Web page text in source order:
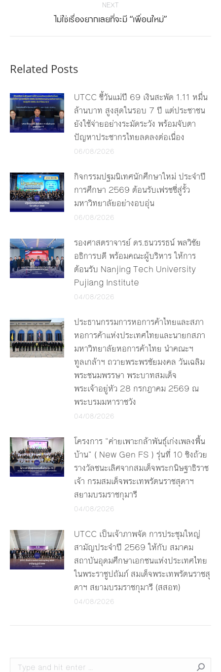
NEXT
Next
ไม่ใช่เรื่องยากเลยที่จะมี “เพื่อนใหม่”
Related Posts
UTCC ชี้วันแม่ปี 69 เงินสะพัด 1.11 หมื่น
ล้านบาท สูงสุดในรอบ 7 ปี แต่ประชาชน
ยังใช้จ่ายอย่างระมัดระวัง พร้อมจับตา
ปัญหาประชากรไทยลดลงต่อเนื่อง
06/08/2026
กิจกรรมปฐมนิเทศนักศึกษาใหม่ ประจำปี
การศึกษา 2569 ต้อนรับเฟรชชี่สู่รั้ว
มหาวิทยาลัยอย่างอบอุ่น
06/08/2026
รองศาสตราจารย์ ดร.ธนวรรธน์ พลวิชัย
อธิการบดี พร้อมคณะผู้บริหาร ให้การ
ต้อนรับ Nanjing Tech University
Pujiang Institute
04/08/2026
ประธานกรรมการหอการค้าไทยและสภา
หอการค้าแห่งประเทศไทยและนายกสภา
มหาวิทยาลัยหอการค้าไทย นำคณะฯ
ทูลเกล้าฯ ถวายพระพรชัยมงคล วันเฉลิม
พระชนมพรรษา พระบาทสมเด็จ
พระเจ้าอยู่หัว 28 กรกฎาคม 2569 ณ
พระบรมมหาราชวัง
04/08/2026
โครงการ “ค่ายเพาะกล้าพันธุ์เก่งเพลงพื้น
บ้าน” ( New Gen FS ) รุ่นที่ 10 ชิงถ้วย
รางวัลชนะเลิศจากสมเด็จพระกนิษฐาธิราช
เจ้า กรมสมเด็จพระเทพรัตนราชสุดาฯ
สยามบรมราชกุมารี
04/08/2026
UTCC เป็นเจ้าภาพจัด การประชุมใหญ่
สามัญประจำปี 2569 ให้กับ สมาคม
สถาบันอุดมศึกษาเอกชนแห่งประเทศไทย
ในพระราชูปถัมภ์ สมเด็จพระเทพรัตนราชสุ
ดาฯ สยามบรมราชกุมารี (สสอท)
04/08/2026
Search: